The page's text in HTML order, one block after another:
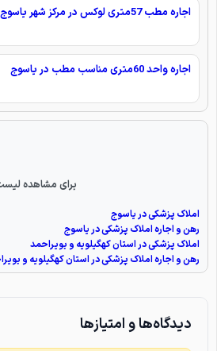
اجاره مطب 57متری لوکس در مرکز شهر یاسوج
اجاره واحد 60متری مناسب مطب در یاسوج
برای مشاهده
املاک پزشکی در یاسوج
رهن و اجاره املاک پزشکی در یاسوج
املاک پزشکی در استان کهگیلویه و بویراحمد
رهن و اجاره املاک پزشکی در استان کهگیلویه و
دیدگاه‌ها و امتیازها